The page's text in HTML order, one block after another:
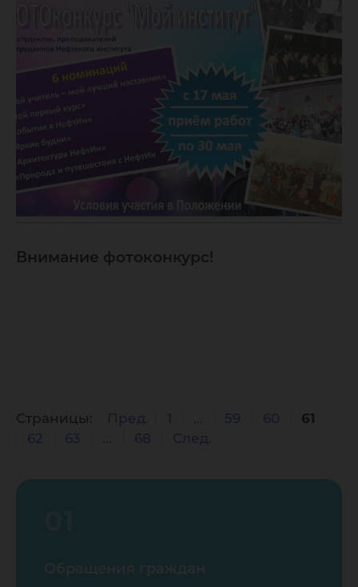
Внимание фотоконкурс!
Страницы: Пред. 1 59 60
61
62
63 68 След.